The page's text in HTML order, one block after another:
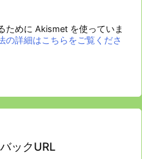
ために Akismet を使っていま
の詳細はこちらをご覧くださ
ックURL